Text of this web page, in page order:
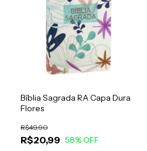
Bíblia Sagrada RA Capa Dura
Flores
R$20,99
R$49,90
58% OFF